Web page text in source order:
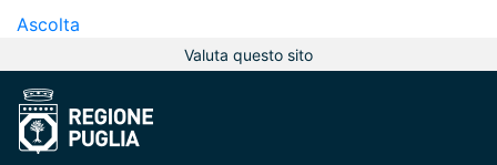
Ascolta
Valuta questo sito